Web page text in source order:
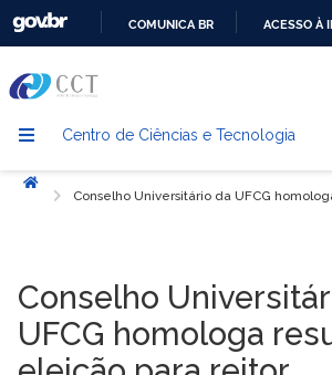
CONTEÚDO
COMUNICA BR ACESSO À
Centro de Ciências e Tecnologia
Início
Conselho Universitário da UFCG
Conselho
UFCG homologa